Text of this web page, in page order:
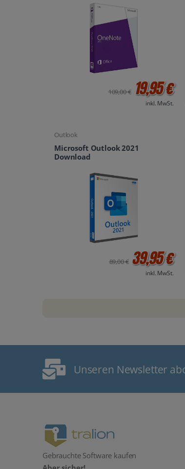
109,00 € 19,95 €
inkl. MwSt.
Outlook
Microsoft Outlook 2021
Download
89,00 € 39,95 €
inkl. MwSt.
Unseren Newsletter
Gebrauchte Software kaufen